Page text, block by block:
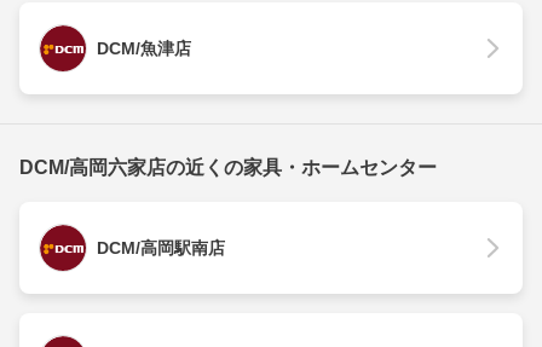
DCM/魚津店
DCM/高岡六家店の近くの家具・ホームセンター
DCM/高岡駅南店